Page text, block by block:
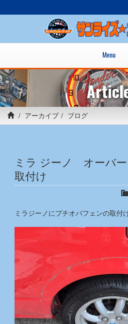
Menu
アーカイブ ブログ
ミラ ジーノ オーバ
取付け
ミラジーノにプチオバフェンの取付